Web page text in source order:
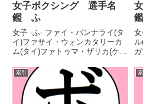
女子ボクシング 選手名
鑑 ふ
女子 -ふ- ファイ・パンナライ(タ
イ)ファサイ・ウォンカタリーカ
ム(タイ)ファトゥマ・ザリカ(ケニ
ニア)フアナ・ベガ(米)ファナクラ
ン・カンジャナウオン(タイ)ファ
ビアナ・バイトイキ(チェコ)フィ
ルザ・シャ...
索引 索